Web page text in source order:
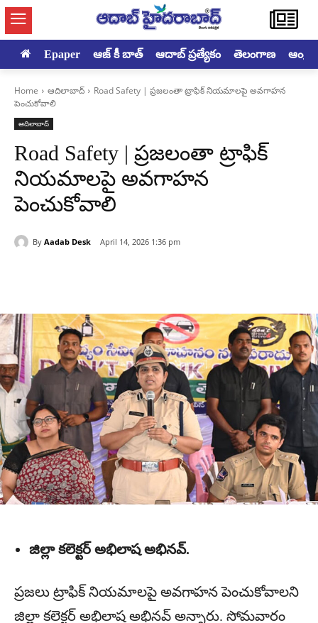
Epaper ఆజ్ కీ బాత్ ఆదాబ్ ప్రత్యేకం తెలంగాణ
Home ఆదిలాబాద్
Road Safety | ప్రజలంతా ట్రాఫిక్ నియమాలపై అవగాహన
పెంచుకోవాలి
ఆదిలాబాద్
Road Safety | ప్రజలంతా ట్రాఫిక్
నియమాలపై అవగాహన
పెంచుకోవాలి
By Aadab Desk April 14, 2026 1:36 pm
జిల్లా కలెక్టర్ అభిలాష అభినవ్.
ప్రజలు ట్రాఫిక్ నియమాలపై అవగాహన పెంచుకోవాలని
జిల్లా కలెక్టర్ అభిలాష అభినవ్ అన్నారు. సోమవారం